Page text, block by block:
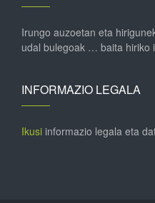
Irungo auzoetan eta
udal bulegoak … baita hiriko
INFORMAZIO LEGALA
Ikusi informazio legala eta